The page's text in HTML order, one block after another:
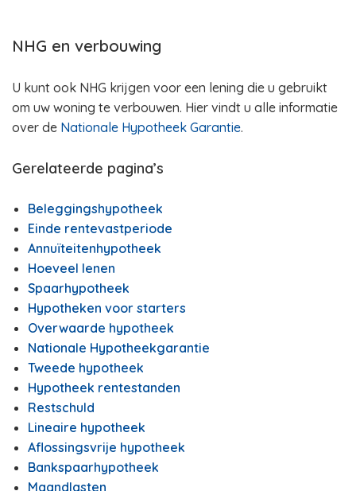
NHG en verbouwing
U kunt ook NHG krijgen voor een lening die u gebruikt
om uw woning te verbouwen. Hier vindt u alle informatie
over de Nationale Hypotheek Garantie.
Gerelateerde pagina’s
Beleggingshypotheek
Einde rentevastperiode
Annuïteitenhypotheek
Hoeveel lenen
Spaarhypotheek
Hypotheken voor starters
Overwaarde hypotheek
Nationale Hypotheekgarantie
Tweede hypotheek
Hypotheek rentestanden
Restschuld
Lineaire hypotheek
Aflossingsvrije hypotheek
Bankspaarhypotheek
Maandlasten